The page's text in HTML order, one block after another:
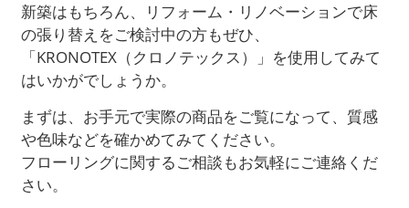
新築はもちろん、リフォーム・リノベーションで床
の張り替えをご検討中の方もぜひ、
「KRONOTEX（クロノテックス）」を使用してみて
はいかがでしょうか。
まずは、お手元で実際の商品をご覧になって、質感
や色味などを確かめてみてください。
フローリングに関するご相談もお気軽にご連絡くだ
さい。